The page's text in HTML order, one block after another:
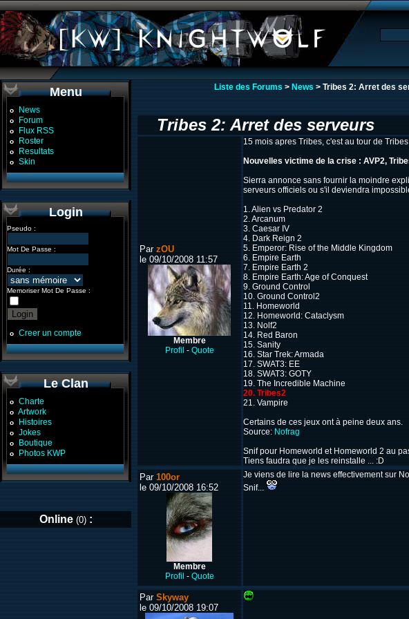
Menu
o News
o Forum
o Flux RSS
o Roster
o Resultats
o Skin
Login
Pseudo :
Mot De Passe :
Durée :
Memoriser Mot De Passe :
o Creer un compte
Le Clan
o Charte
o Artwork
o Histoires
o Jokes
o Boutique
o Photos KWP
Online (0):
Liste des Forums>News> Tribes 2: Arret des
Tribes 2: Arret des serveurs
Par zOU
le 09/10/2008 11:57
Membre
Profil - Quote
15 mois apres Tribes, c'est au tour de
Nouvelles victime de la crise : AVP2,
Sierra annonce sans fournir la moindre
serveurs officiels ou s'il deviendra
1. Alien vs Predator 2
2. Arcanum
3. Caesar IV
4. Dark Reign 2
5. Emperor: Rise of the Middle Kingdom
6. Empire Earth
7. Empire Earth 2
8. Empire Earth: Age of Conquest
9. Ground Control
10. Ground Control2
11. Homeworld
12. Homeworld: Cataclysm
13. Nolf2
14. Red Baron
15. Sanity
16. Star Trek: Armada
17. SWAT3: EE
18. SWAT3: GOTY
19. The Incredible Machine
20. Tribes2
21. Vampire
Certains de ces jeux ont à peine deux ans.
Source: Nofrag
Snif pour Homeworld et Homeworld 2 au
Tiens faudra que je les reinstalle ... :D
Par 100or
le 09/10/2008 16:52
Membre
Profil - Quote
Je viens de lire la news effectivement sur
Snif...
Par Skyway
le 09/10/2008 19:07